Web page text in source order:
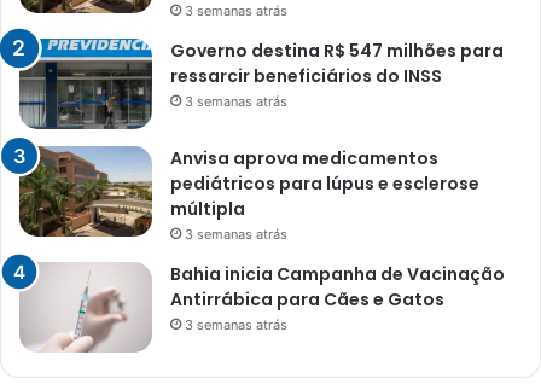
3 semanas atrás
Governo destina R$ 547 milhões para
ressarcir beneficiários do INSS
3 semanas atrás
Anvisa aprova medicamentos
pediátricos para lúpus e esclerose
múltipla
3 semanas atrás
Bahia inicia Campanha de Vacinação
Antirrábica para Cães e Gatos
3 semanas atrás